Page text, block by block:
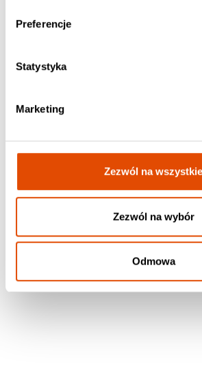
Preferencje
Statystyka
Marketing
Zezwól na wszystkie
Zezwól na wybór
Odmowa